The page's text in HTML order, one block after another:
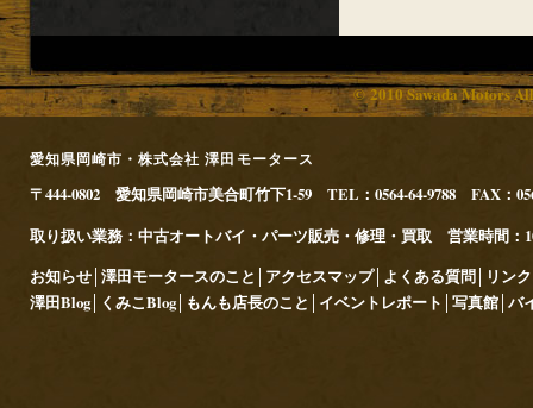
© 2010 Sawada Motors
愛知県岡崎市・株式会社 澤田モータース
〒444-0802 愛知県岡崎市美合町竹下1-59 TEL：0564-64-9788 FAX：
取り扱い業務：中古オートバイ・パーツ販売・修理・買取 営業時間：
お知らせ 澤田モータースのこと アクセスマップ│ よくある質問 リンク
澤田Blog│ くみこBlog│ もんも店長のこと イベントレポート 写真館 バ